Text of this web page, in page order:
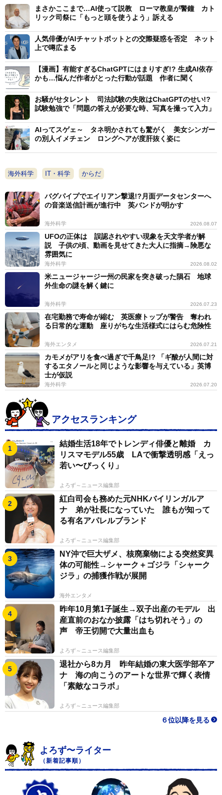
まさかここまで…AI使って説教 ローマ教皇が警鐘 カト
リック司祭に「もっと頭を使うよう」訴える
人気俳優がAIチャットボットとの交際疑惑を否定 ネット
上で噂広まる
【漫画】有能すぎるChatGPTにはまりすぎ!? 生成AI依存
かも…悩んだ作者がとった行動が話題 作者に聞く
お騒がせタレント 司法試験の失敗はChatGPTのせい!?
試験勉強で「問題の答えが必要な時、写真を撮って入力」
AIってスゲェ～ タネ明かされても驚がく 美女シンガー
の別人イメチェン ロングヘアが度肝抜く姿に
海外科学 IT・科学 からだ
バグパイプでエイリアン撃退!?月面データセンターへ
の音楽送信計画が進行中 英バンドが明かす
海外科学 2026.08.07
UFOの正体は 誤認されやすい現象を天文学者が解
説 子供の頃、動画を見せてきた大人に指摘→険悪な
雰囲気に
海外科学 2026.08.02
米ニュージャージー州の民家を突き破った隕石 地球
外生命の謎を解く鍵に
海外科学 2026.07.23
在宅勤務で寿命が縮む 英医療トップが警告 奪われ
る日常的な運動 座りがちな生活様式にはらむ危険性
海外エンタメ 2026.07.21
カモメがアリを食べ過ぎで千鳥足!? 「ギ酸が人間に対
するエタノールと同じような影響を与えている」英博
士が仮説
海外科学 2026.07.20
アクセスランキング
結婚生活18年でトレンディ俳優と離婚 カ
リスマモデル55歳 LAで衝撃透明感「えっ
若い〜びっくり」
よろず～ニュース編集部
紅白司会も務めた元NHKバイリンガルア
ナ 弟が社長になっていた 誰もが知って
る有名アパレルブランド
よろず～ニュース編集部
NY沖で巨大ザメ、核廃棄物による突然変異
体の可能性→シャーク＋ゴジラ「シャーク
ジラ」の捕獲作戦が展開
海外エンタメ
昨年10月第1子誕生→双子出産のモデル 出
産直前のおなか披露「はち切れそう」の
声 帝王切開で大量出血も
よろず～ニュース編集部
退社から8カ月 昨年結婚の東大医学部卒ア
ナ 海の向こうのアートな世界で輝く表情
「素敵なコラボ」
よろず～ニュース編集部
６位以降を見る
よろず〜ライター
（新着記事順）